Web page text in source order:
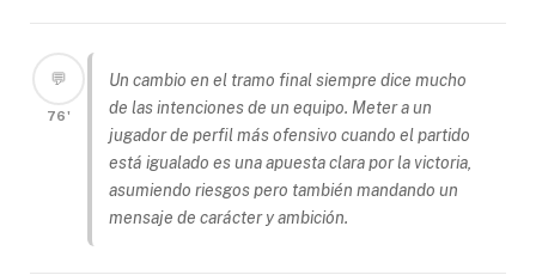
💬
76'
Un cambio en el tramo final siempre dice mucho
de las intenciones de un equipo. Meter a un
jugador de perfil más ofensivo cuando el partido
está igualado es una apuesta clara por la victoria,
asumiendo riesgos pero también mandando un
mensaje de carácter y ambición.